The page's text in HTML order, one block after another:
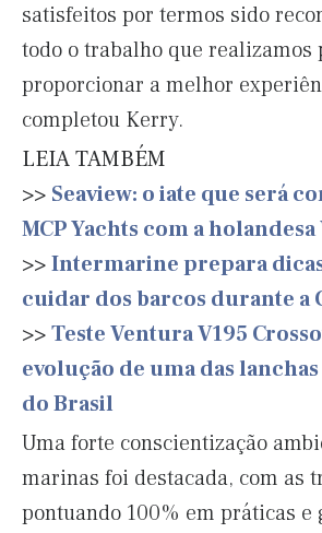
satisfeitos por termos sido
todo o trabalho que realizamos
proporcionar a melhor
completou Kerry.
LEIA TAMBÉM
>> Seaview: o iate que será
MCP Yachts com a
>>Intermarine prepara
cuidar dos barcos durante a
>>Teste Ventura V195
evolução de uma das
do Brasil
Uma forte conscientização
marinas foi destacada, com as
pontuando 100% em práticas e